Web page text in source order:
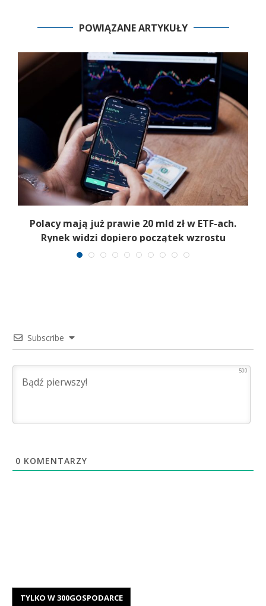
POWIĄZANE ARTYKUŁY
Polacy mają już prawie 20 mld zł w ETF-ach.
Rynek widzi dopiero początek wzrostu
Subscribe
500
0 KOMENTARZY
TYLKO W 300GOSPODARCE